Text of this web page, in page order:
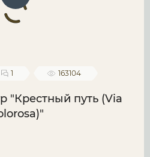
1 163104
"Крестный путь (Via